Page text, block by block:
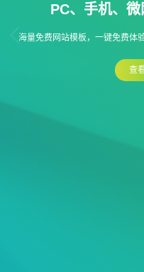
PC、手机、
海量免费网站模板，一键免费体
查